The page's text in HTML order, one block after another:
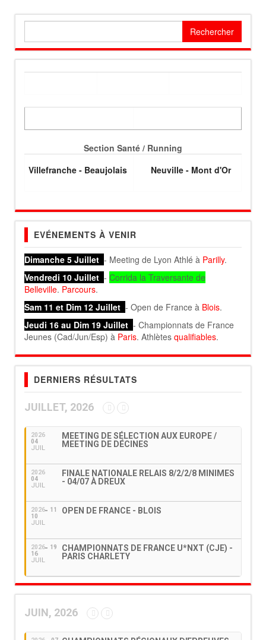
Section Santé / Running
Villefranche - Beaujolais
Neuville - Mont d'Or
EVÉNEMENTS À VENIR
Dimanche 5 Juillet - Meeting de Lyon Athlé à Parilly.
Vendredi 10 Juillet - Corrida la Traversante de
Belleville. Parcours.
Sam 11 et Dim 12 Juillet - Open de France à Blois.
Jeudi 16 au Dim 19 Juillet - Championnats de France
Jeunes (Cad/Jun/Esp) à Paris. Athlètes qualifiables.
DERNIERS RÉSULTATS
JUILLET, 2026
2026
04
JUIL
MEETING DE SÉLECTION AUX EUROPE /
MEETING DE DÉCINES
2026
04
JUIL
FINALE NATIONALE RELAIS 8/2/2/8 MINIMES
- 04/07 À DREUX
2026
10
JUIL
11 OPEN DE FRANCE - BLOIS
2026
16
JUIL
19
CHAMPIONNATS DE FRANCE U*NXT (CJE) -
PARIS CHARLETY
JUIN, 2026